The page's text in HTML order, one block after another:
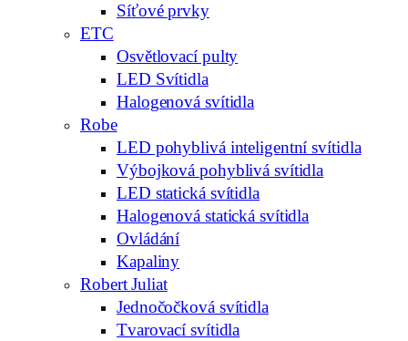
Síťové prvky
ETC
Osvětlovací pulty
LED Svítidla
Halogenová svítidla
Robe
LED pohyblivá inteligentní svítidla
Výbojková pohyblivá svítidla
LED statická svítidla
Halogenová statická svítidla
Ovládání
Kapaliny
Robert Juliat
Jednočočková svítidla
Tvarovací svítidla